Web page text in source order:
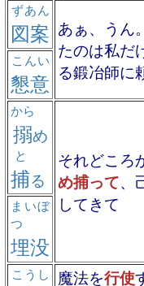
図案
ずあん
あぁ、うん
たのは私だ
る鍛冶師に
懇意
こんい
搦
から
め
捕
と
る
それどころ
め捕って、
してきて
埋没
まいぼ
つ
こうし 魔法を行使